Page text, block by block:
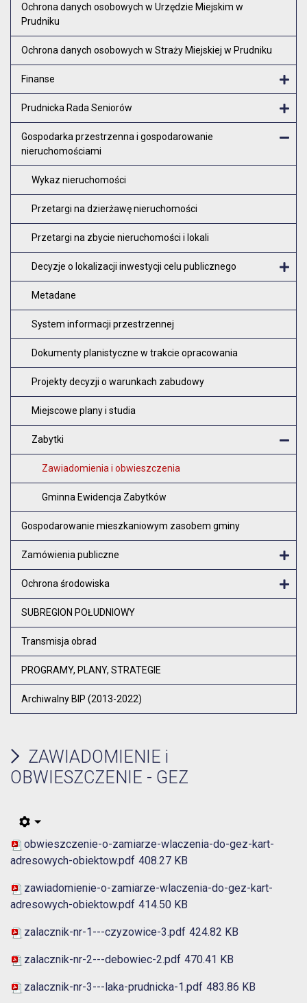
Ochrona danych osobowych w Urzędzie Miejskim w
Prudniku
Ochrona danych osobowych w Straży Miejskiej w Prudniku
Finanse
Prudnicka Rada Seniorów
Gospodarka przestrzenna i gospodarowanie
nieruchomościami
Wykaz nieruchomości
Przetargi na dzierżawę nieruchomości
Przetargi na zbycie nieruchomości i lokali
Decyzje o lokalizacji inwestycji celu publicznego
Metadane
System informacji przestrzennej
Dokumenty planistyczne w trakcie opracowania
Projekty decyzji o warunkach zabudowy
Miejscowe plany i studia
Zabytki
Zawiadomienia i obwieszczenia
Gminna Ewidencja Zabytków
Gospodarowanie mieszkaniowym zasobem gminy
Zamówienia publiczne
Ochrona środowiska
SUBREGION POŁUDNIOWY
Transmisja obrad
PROGRAMY, PLANY, STRATEGIE
Archiwalny BIP (2013-2022)
ZAWIADOMIENIE i
OBWIESZCZENIE - GEZ
obwieszczenie-o-zamiarze-wlaczenia-do-gez-kart-
adresowych-obiektow.pdf 408.27 KB
zawiadomienie-o-zamiarze-wlaczenia-do-gez-kart-
adresowych-obiektow.pdf 414.50 KB
zalacznik-nr-1---czyzowice-3.pdf 424.82 KB
zalacznik-nr-2---debowiec-2.pdf 470.41 KB
zalacznik-nr-3---laka-prudnicka-1.pdf 483.86 KB